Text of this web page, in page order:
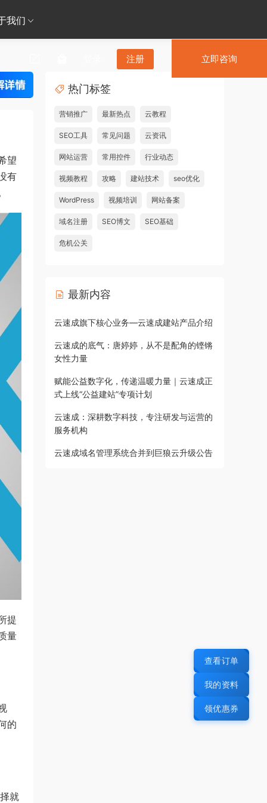
我们
注册 立即咨询
望
有
提
量
的
就
热门标签
营销推广 最新热点 云教程
SEO工具 常见问题 云资讯
网站运营 常用控件 行业动态
视频教程 攻略 建站技术 seo优化
WordPress 视频培训 网站备案
域名注册 SEO博文 SEO基础
危机公关
最新内容
云速成旗下核心业务—云速成建站产品介绍
云速成的底气：唐婷婷，从不是配角的铿锵
女性力量
赋能公益数字化，传递温暖力量｜云速成正
式上线“公益建站”专项计划
云速成：深耕数字科技，专注研发与运营的
服务机构
云速成域名管理系统合并到巨狼云升级公告
查看订单
我的资料
领优惠券